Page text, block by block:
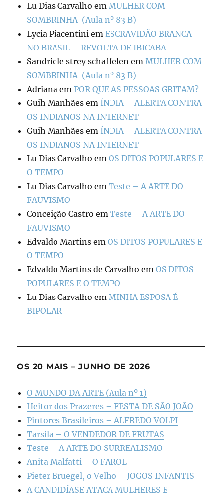
Lu Dias Carvalho em MULHER COM
SOMBRINHA (Aula nº 83 B)
Lycia Piacentini emESCRAVIDÃO BRANCA
NO BRASIL – REVOLTA DE IBICABA
Sandriele strey schaffelen em MULHER COM
SOMBRINHA (Aula nº 83 B)
Adriana em POR QUE AS PESSOAS GRITAM?
Guih Manhães em ÍNDIA – ALERTA CONTRA
OS INDIANOS NA INTERNET
Guih Manhães em ÍNDIA – ALERTA CONTRA
OS INDIANOS NA INTERNET
Lu Dias Carvalho emOS DITOS POPULARES E
O TEMPO
Lu Dias Carvalho emTeste – A ARTE DO
FAUVISMO
Conceição Castro emTeste – A ARTE DO
FAUVISMO
Edvaldo Martins emOS DITOS POPULARES E
O TEMPO
Edvaldo Martins de Carvalho emOS DITOS
POPULARES E O TEMPO
Lu Dias Carvalho em MINHA ESPOSA É
BIPOLAR
OS 20 MAIS – JUNHO DE 2026
O MUNDO DA ARTE (Aula nº 1)
Heitor dos Prazeres – FESTA DE SÃO JOÃO
Pintores Brasileiros – ALFREDO VOLPI
Tarsila – O VENDEDOR DE FRUTAS
Teste – A ARTE DO SURREALISMO
Anita Malfatti – O FAROL
Pieter Bruegel, o Velho – JOGOS INFANTIS
A CANDIDÍASE ATACA MULHERES E